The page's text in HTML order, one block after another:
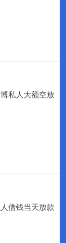
私人大额空放
借钱当天放款